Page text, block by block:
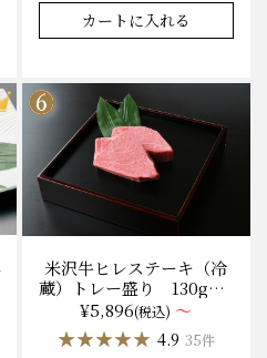
カートに入れる
米沢牛ヒレステーキ（冷
蔵）トレー盛り 130g×1
枚から量り売り
¥5,896(税込) ～
★★★★★
★★★★★ 4.9 35件